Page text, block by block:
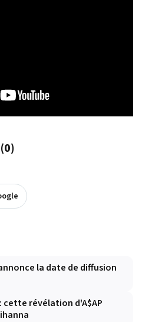
(0)
la date de diffusion
cette révélation d'A$AP